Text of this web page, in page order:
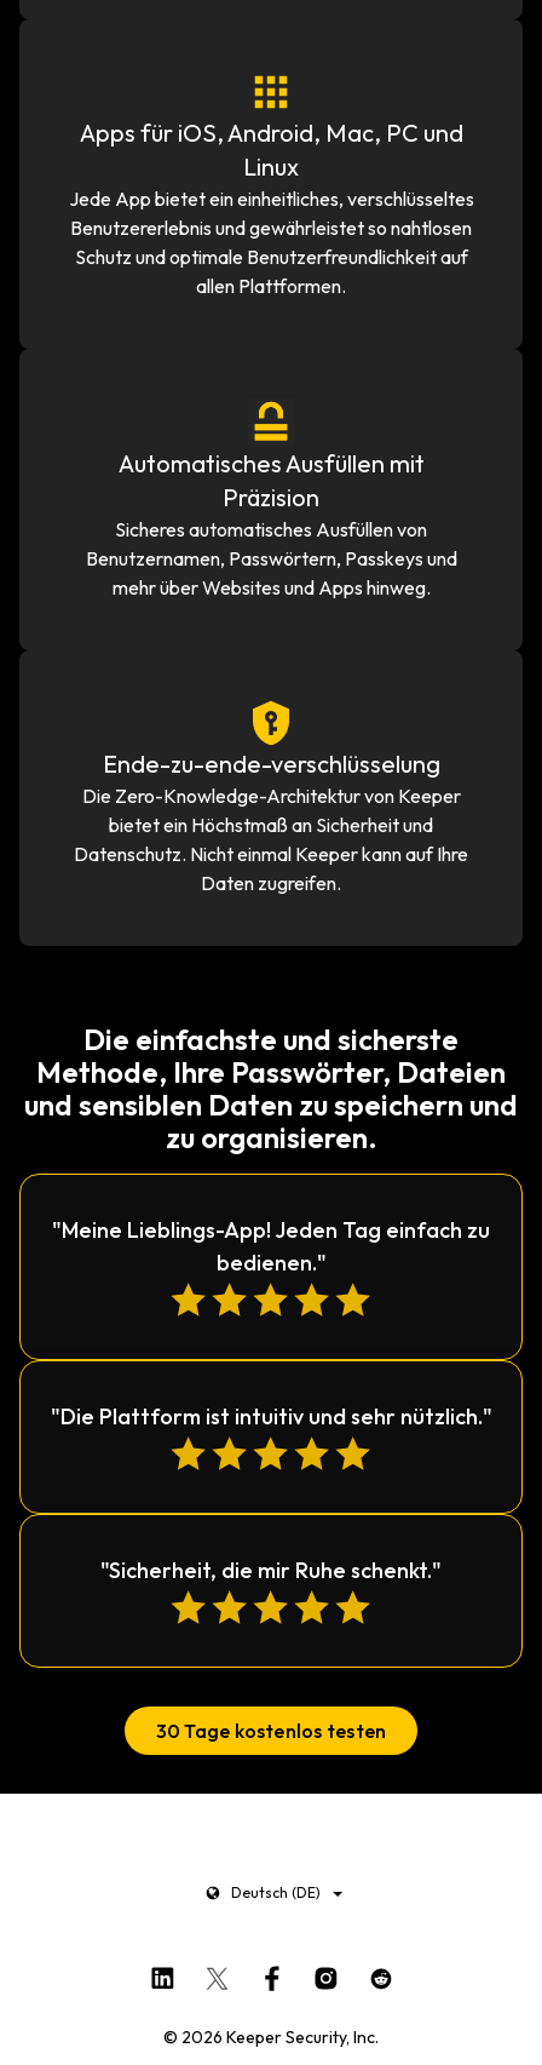
Apps für iOS, Android, Mac, PC und
Linux
Jede App bietet ein einheitliches, verschlüsseltes
Benutzererlebnis und gewährleistet so nahtlosen
Schutz und optimale Benutzerfreundlichkeit auf
allen Plattformen.
Automatisches Ausfüllen mit
Präzision
Sicheres automatisches Ausfüllen von
Benutzernamen, Passwörtern, Passkeys und
mehr über Websites und Apps hinweg.
Ende-zu-ende-verschlüsselung
Die Zero-Knowledge-Architektur von Keeper
bietet ein Höchstmaß an Sicherheit und
Datenschutz. Nicht einmal Keeper kann auf Ihre
Daten zugreifen.
Die einfachste und sicherste
Methode, Ihre Passwörter, Dateien
und sensiblen Daten zu speichern und
zu organisieren.
"Meine Lieblings-App! Jeden Tag einfach zu
bedienen."
"Die Plattform ist intuitiv und sehr nützlich."
"Sicherheit, die mir Ruhe schenkt."
30 Tage kostenlos testen
Deutsch (DE)
© 2026 Keeper Security, Inc.